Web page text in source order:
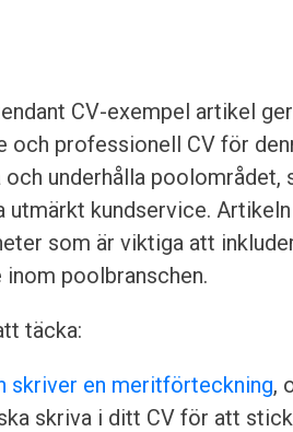
CV-exempel artikel
och professionell CV för
underhålla
utmärkt kundservice.
som är viktiga att
poolbranschen.
täcka:
skriver en meritförteckning,
skriva i ditt CV för att